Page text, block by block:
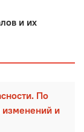
и их
По
и